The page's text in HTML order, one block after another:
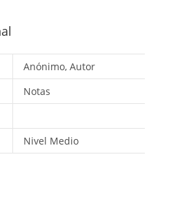
Anónimo, Autor
Notas
Nivel Medio